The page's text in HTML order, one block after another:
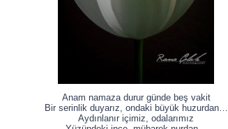
Anam namaza durur günde beş vakit
Bir serinlik duyarız, ondaki büyük huzurdan…
Aydınlanır içimiz, odalarımız